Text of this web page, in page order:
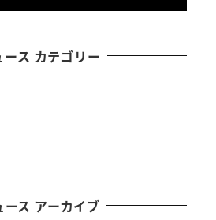
ース カテゴリー
ース アーカイブ